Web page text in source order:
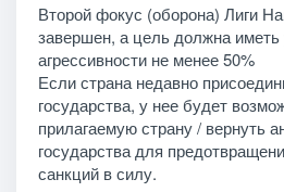
Второй фокус (оборона) Лиги
завершен, а цель должна иметь
агрессивности не менее 50%
Если страна недавно
государства, у нее будет
прилагаемую страну / вернуть
государства для
санкций в силу.